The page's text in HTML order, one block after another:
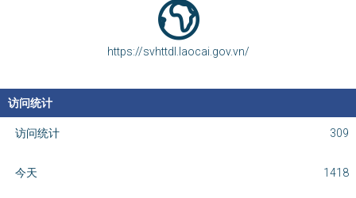
https://svhttdl.laocai.gov.vn/
访问统计
访问统计 309
今天 1418